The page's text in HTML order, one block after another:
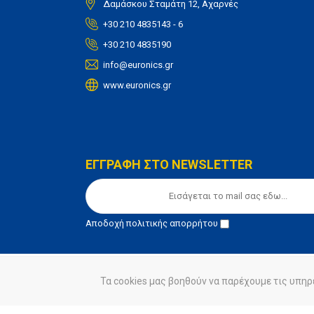
Δαμάσκου Σταμάτη 12, Αχαρνές
+30 210 4835143 - 6
+30 210 4835190
info@euronics.gr
www.euronics.gr
ΕΓΓΡΑΦΗ ΣΤΟ NEWSLETTER
Αποδοχήπολιτικής απορρήτου
© euronics 2020 Όροι Χρήσης Πολιτική
Τα cookies μας βοηθούν να παρέχουμε τις